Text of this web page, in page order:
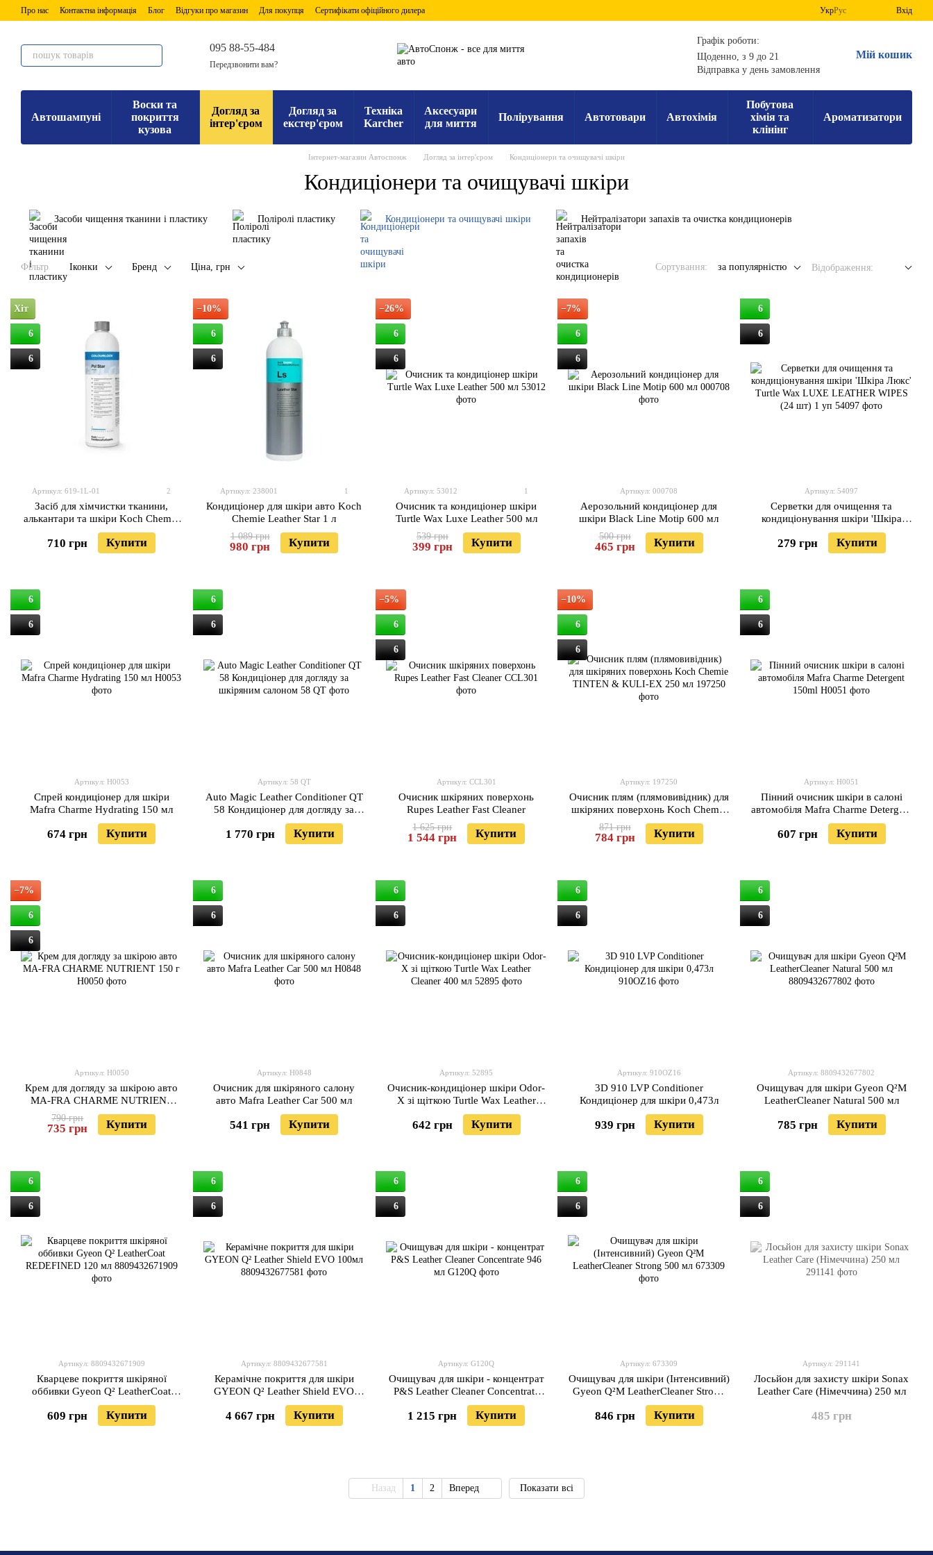
Перейти до основного контенту
Про нас Контактна інформація Блог Відгуки про магазин Для покупця Сертифікати офіційного дилера УкрРус Вхід
095 88-55-484
Передзвонити вам?
Графік роботи:
Щоденно, з 9 до 21
Відправка у день замовлення
Мій кошик
Автошампуні
Воски та
покриття
кузова
Догляд за
інтер'єром
Догляд за
екстер'єром
Техніка
Karcher
Аксесуари
для миття
Полірування Автотовари Автохімія
Побутова
хімія та
клінінг
Ароматизатори
Інтернет-магазин Автоспонж Догляд за інтер'єром Кондиціонери та очищувачі шкіри
Кондиціонери та очищувачі шкіри
Засоби чищення тканини і пластику Поліролі пластику Кондиціонери та очищувачі шкіри Нейтралізатори запахів та очистка кондиционерів
Фільтр Іконки Бренд Ціна, грн Сортування: за популярністю Відображення:
Хіт
6
6
Артикул: 619-1L-01 2
Засіб для хімчистки тканини,
алькантари та шкіри Koch Chemie
Pol Star 1 л
710 грн Купити
−10%
6
6
Артикул: 238001 1
Кондиціонер для шкіри авто Koch
Chemie Leather Star 1 л
1 089 грн
980 грн Купити
−26%
6
6
Артикул: 53012 1
Очисник та кондиціонер шкіри
Turtle Wax Luxe Leather 500 мл
539 грн
399 грн Купити
−7%
6
6
Артикул: 000708
Аерозольний кондиціонер для
шкіри Black Line Motip 600 мл
500 грн
465 грн Купити
6
6
Артикул: 54097
Серветки для очищення та
кондиціонування шкіри 'Шкіра
Люкс' Turtle Wax LUXE LEATHER
WIPES (24 шт) 1 уп
279 грн Купити
6
6
Артикул: H0053
Спрей кондиціонер для шкіри
Mafra Charme Hydrating 150 мл
674 грн Купити
6
6
Артикул: 58 QT
Auto Magic Leather Conditioner QT
58 Кондиціонер для догляду за
шкіряним салоном
1 770 грн Купити
−5%
6
6
Артикул: CCL301
Очисник шкіряних поверхонь
Rupes Leather Fast Cleaner
1 625 грн
1 544 грн Купити
−10%
6
6
Артикул: 197250
Очисник плям (плямовивідник) для
шкіряних поверхонь Koch Chemie
TINTEN & KULI-EX 250 мл
871 грн
784 грн Купити
6
6
Артикул: H0051
Пінний очисник шкіри в салоні
автомобіля Mafra Charme Detergent
150ml
607 грн Купити
−7%
6
6
Артикул: H0050
Крем для догляду за шкірою авто
MA-FRA CHARME NUTRIENT
150 г
790 грн
735 грн Купити
6
6
Артикул: H0848
Очисник для шкіряного салону
авто Mafra Leather Car 500 мл
541 грн Купити
6
6
Артикул: 52895
Очисник-кондиціонер шкіри Odor-
X зі щіткою Turtle Wax Leather
Cleaner 400 мл
642 грн Купити
6
6
Артикул: 910OZ16
3D 910 LVP Conditioner
Кондиціонер для шкіри 0,473л
939 грн Купити
6
6
Артикул: 8809432677802
Очищувач для шкіри Gyeon Q²M
LeatherCleaner Natural 500 мл
785 грн Купити
6
6
Артикул: 8809432671909
Кварцеве покриття шкіряної
оббивки Gyeon Q² LeatherCoat
REDEFINED 120 мл
609 грн Купити
6
6
Артикул: 8809432677581
Керамічне покриття для шкіри
GYEON Q² Leather Shield EVO
100мл
4 667 грн Купити
6
6
Артикул: G120Q
Очищувач для шкіри - концентрат
P&S Leather Cleaner Concentrate
946 мл
1 215 грн Купити
6
6
Артикул: 673309
Очищувач для шкіри (Інтенсивний)
Gyeon Q²M LeatherCleaner Strong
500 мл
846 грн Купити
6
6
Артикул: 291141
Лосьйон для захисту шкіри Sonax
Leather Care (Німеччина) 250 мл
485 грн
Назад 1 2 Вперед Показати всі